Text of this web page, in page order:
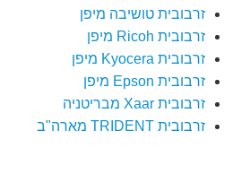
זרבובית טושיבה מיפן
זרבובית Ricoh מיפן
זרבובית Kyocera מיפן
זרבובית Epson מיפן
זרבובית Xaar מבריטניה
זרבובית TRIDENT מארה"ב